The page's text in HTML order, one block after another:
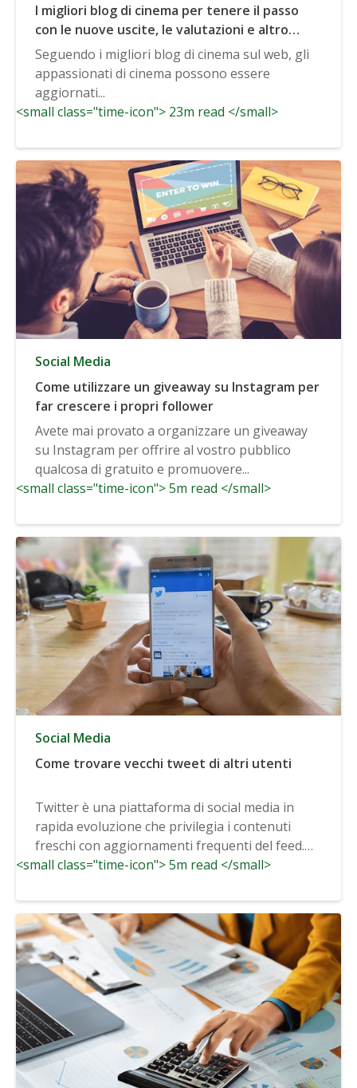
I migliori blog di cinema per tenere il passo
con le nuove uscite, le valutazioni e altro
ancora
Seguendo i migliori blog di cinema sul web, gli
appassionati di cinema possono essere
aggiornati...
<small class="time-icon"> 23m read </small>
Social Media
Come utilizzare un giveaway su Instagram per
far crescere i propri follower
Avete mai provato a organizzare un giveaway
su Instagram per offrire al vostro pubblico
qualcosa di gratuito e promuovere...
<small class="time-icon"> 5m read </small>
Social Media
Come trovare vecchi tweet di altri utenti
Twitter è una piattaforma di social media in
rapida evoluzione che privilegia i contenuti
freschi con aggiornamenti frequenti del feed.
Dopo...
<small class="time-icon"> 5m read </small>